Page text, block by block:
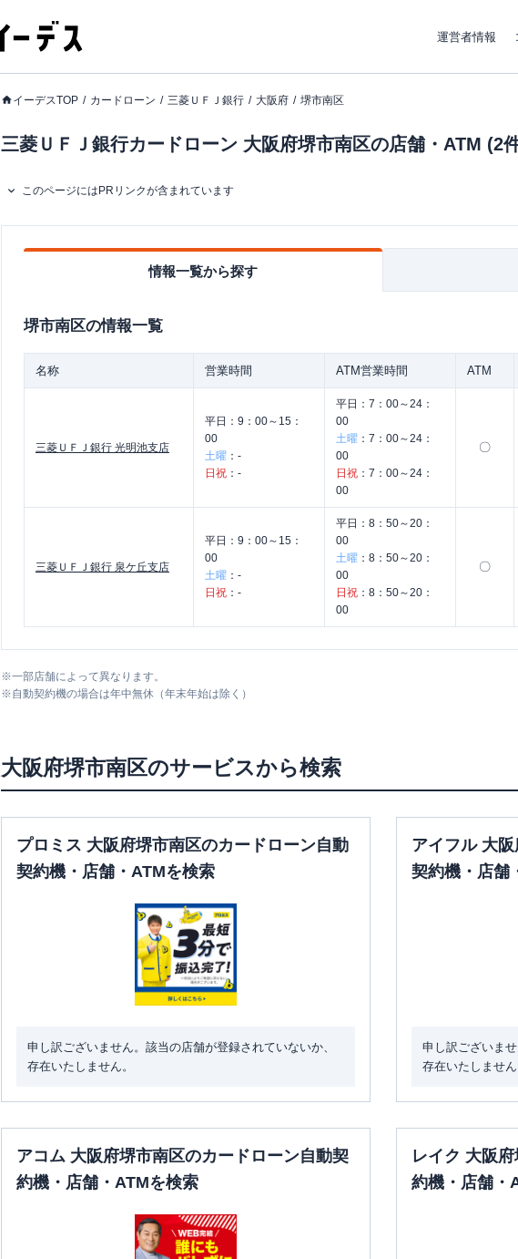
運営者情報
イーデスTOP カードローン 三菱ＵＦＪ銀行 大阪府 堺市南区
三菱ＵＦＪ銀行カードローン 大阪府堺市南区の店舗・ATM (2
このページにはPRリンクが含まれています
情報一覧から探す
堺市南区の情報一覧
名称 営業時間 ATM営業時間 ATM
三菱ＵＦＪ銀行 光明池支店
平日： 9：00～15：
00
土曜 ： -
日祝 ： -
平日： 7：00～24：
00
土曜 ： 7：00～24：
00
日祝 ： 7：00～24：
00
〇
三菱ＵＦＪ銀行 泉ケ丘支店
平日： 9：00～15：
00
土曜 ： -
日祝 ： -
平日： 8：50～20：
00
土曜 ： 8：50～20：
00
日祝 ： 8：50～20：
00
〇
※一部店舗によって異なります。
※自動契約機の場合は年中無休（年末年始は除く）
大阪府堺市南区のサービスから検索
プロミス 大阪府堺市南区のカードローン自動
契約機・店舗・ATMを検索
申し訳ございません。該当の店舗が登録されていないか、
存在いたしません。
アイフル 大
契約機・店舗
申し訳ございま
存在いたしません
アコム 大阪府堺市南区のカードローン自動契
約機・店舗・ATMを検索
レイク 大阪
約機・店舗・